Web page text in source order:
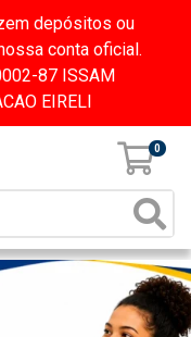
depósitos ou
conta oficial.
87 ISSAM
EIRELI
0